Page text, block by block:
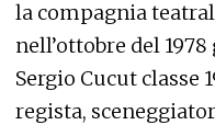
la compagnia
nell’ottobre del
Sergio Cucut classe
regista,